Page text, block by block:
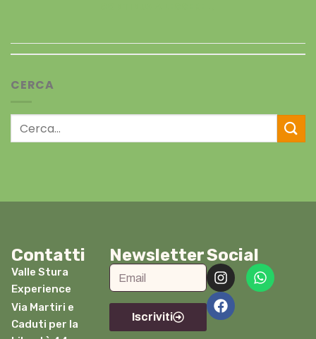
CERCA
Contatti
Valle Stura
Experience
Via Martiri e
Caduti per la
Newsletter
Iscriviti
Social